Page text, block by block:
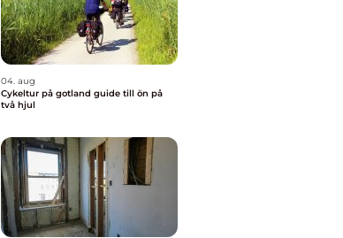
04. aug
Cykeltur på gotland guide till ön på
två hjul